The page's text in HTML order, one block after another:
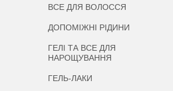
ВСЕ ДЛЯ ВОЛОССЯ
ДОПОМІЖНІ РІДИНИ
ГЕЛІ ТА ВСЕ ДЛЯ
НАРОЩУВАННЯ
ГЕЛЬ-ЛАКИ